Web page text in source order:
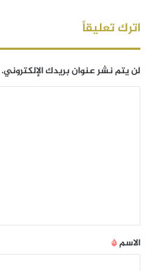
اترك تعليقاً
لن يتم نشر عنوان بريدك الإلكتروني.
الاسم*